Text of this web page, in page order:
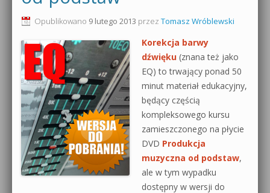
Produkcja muzyczna od podstaw
Sylenth1 od podstaw
Sound Forge od podstaw
Dubstep z syntezatorem Massive
Kontakt 5 Kompendium
Pakiety
0dB.pl - informacje
Newsletter
Materiały dla mediów
Archiwum aktualności
Polityka prywatności
Regulamin
Działanie sklepu internetowego
Opublikowano 9 lutego 2013 przez Tomasz Wróblewski
Korekcja barwy
dźwięku (znana też jako
EQ) to trwający ponad 50
minut materiał edukacyjny,
będący częścią
kompleksowego kursu
zamieszczonego na płycie
DVD Produkcja
muzyczna od podstaw,
ale w tym wypadku
dostępny w wersji do